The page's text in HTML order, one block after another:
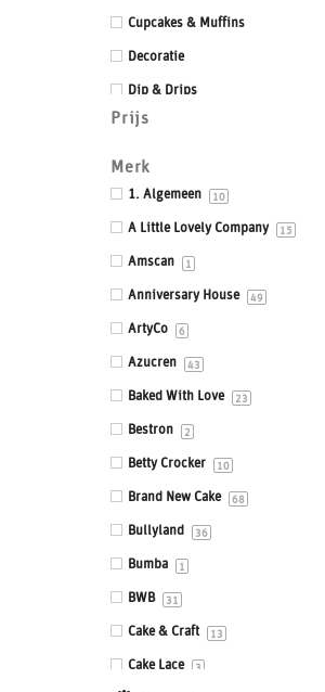
Cupcakes & Muffins
Decoratie
Dip & Drips
Dozen & Dummies
Drums & Boards
Eetbaar kant
Eetbare prints
Fondant, Icing & Marsepein
Gepersonaliseerde Taarttoppers
Gereedschappen & Materialen
Icing
Impressie en Embossing matten &
stempels
Ingrediënten
Isomalt
Kleurstoffen
Siliconen mallen
Smaakstoffen
Standaards
Stencils
Sugar Press
Prijs
Merk
1. Algemeen 10
A Little Lovely Company 15
Amscan 1
Anniversary House 49
ArtyCo 6
Azucren 43
Baked With Love 23
Bestron 2
Betty Crocker 10
Brand New Cake 68
Bullyland 36
Bumba 1
BWB 31
Cake & Craft 13
Cake Lace 3